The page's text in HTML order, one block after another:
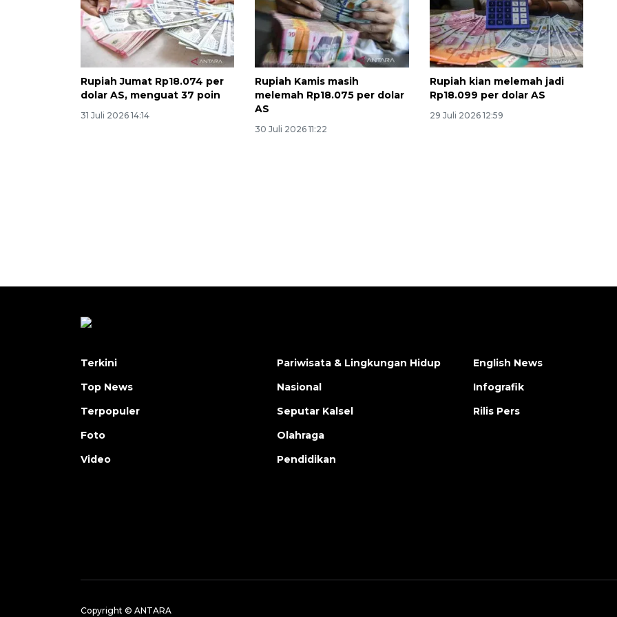
Rupiah Jumat Rp18.074 per
dolar AS, menguat 37 poin
31 Juli 2026 14:14
Rupiah Kamis masih
melemah Rp18.075 per dolar
AS
30 Juli 2026 11:22
Rupiah kian melemah jadi
Rp18.099 per dolar AS
29 Juli 2026 12:59
Terkini
Top News
Terpopuler
Foto
Video
Pariwisata & Lingkungan Hidup
Nasional
Seputar Kalsel
Olahraga
Pendidikan
English News
Infografik
Rilis Pers
Copyright © ANTARA